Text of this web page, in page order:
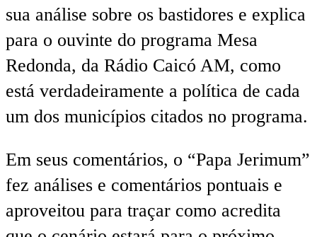
sua análise sobre os bastidores e explica
para o ouvinte do programa Mesa
Redonda, da Rádio Caicó AM, como
está verdadeiramente a política de cada
um dos municípios citados no programa.
Em seus comentários, o “Papa Jerimum”
fez análises e comentários pontuais e
aproveitou para traçar como acredita